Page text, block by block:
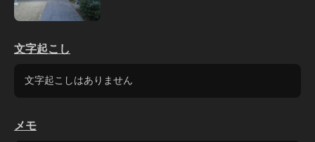
文字起こし
文字起こしはありません
メモ